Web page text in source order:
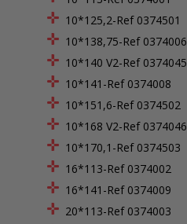
10*125,2-Ref 0374501
10*138,75-Ref 0374006
10*140 V2-Ref 0374045
10*141-Ref 0374008
10*151,6-Ref 0374502
10*168 V2-Ref 0374046
10*170,1-Ref 0374503
16*113-Ref 0374002
16*141-Ref 0374009
20*113-Ref 0374003